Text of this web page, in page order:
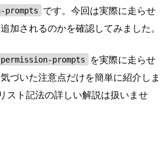
prompts
です。今回は実際に走らせ
加されるのかを確認してみました。
prompts
を実際に走らせ
づいた注意点だけを簡単に紹介しま
スト記法の詳しい解説は扱いませ